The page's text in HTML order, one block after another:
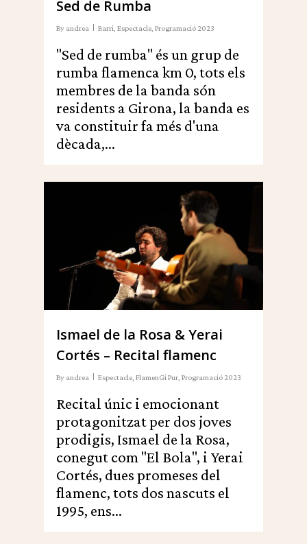
Sed de Rumba
By andrea Barri, Espectacle, Programació 2023
"Sed de rumba" és un grup de
rumba flamenca km 0, tots els
membres de la banda són
residents a Girona, la banda es
va constituir fa més d'una
dècada,...
Ismael de la Rosa & Yerai
Cortés – Recital flamenc
By andrea Espectacle, FlamenGi Pur, Programació 2023
Recital únic i emocionant
protagonitzat per dos joves
prodigis, Ismael de la Rosa,
conegut com "El Bola", i Yerai
Cortés, dues promeses del
flamenc, tots dos nascuts el
1995, ens...